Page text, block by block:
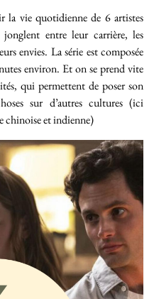
la vie quotidienne de 6 artistes
entre leur carrière, les
envies. La série est composée
environ. Et on se prend vite
qui permettent de poser son
sur d’autres cultures (ici
chinoise et indienne)